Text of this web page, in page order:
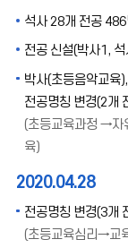
석사 28개 전공
전공 신설(박사1,
박사(초등음악교육
전공명칭 변경(2개
(초등교육과정 →자
육)
2020.04.28
전공명칭 변경(3개
(초등교육심리→교